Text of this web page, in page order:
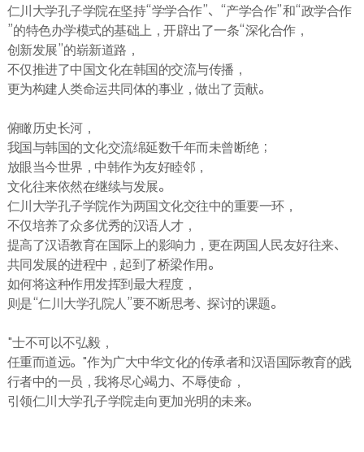
仁川大学孔子学院在坚持“学学合作”、“产学合作”和“政学合作
”的特色办学模式的基础上，开辟出了一条“深化合作，
创新发展”的崭新道路，
不仅推进了中国文化在韩国的交流与传播，
更为构建人类命运共同体的事业，做出了贡献。
俯瞰历史长河，
我国与韩国的文化交流绵延数千年而未曾断绝；
放眼当今世界，中韩作为友好睦邻，
文化往来依然在继续与发展。
仁川大学孔子学院作为两国文化交往中的重要一环，
不仅培养了众多优秀的汉语人才，
提高了汉语教育在国际上的影响力，更在两国人民友好往来、
共同发展的进程中，起到了桥梁作用。
如何将这种作用发挥到最大程度，
则是“仁川大学孔院人”要不断思考、探讨的课题。
"士不可以不弘毅，
任重而道远。"作为广大中华文化的传承者和汉语国际教育的践
行者中的一员，我将尽心竭力、不辱使命，
引领仁川大学孔子学院走向更加光明的未来。